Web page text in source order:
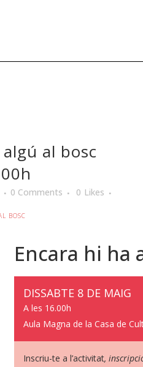
al bosc
0 Comments 0 Likes
BOSC
Encara hi ha
DISSABTE 8 DE MAIG
A les 16.00h
Aula Magna de la Casa de
Inscriu-te a l’activitat,